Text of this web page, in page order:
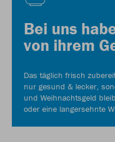
Bei uns
von ihrem
Das täglich frisch
nur gesund & lecker,
und Weihnachtsgeld
oder eine langersehnte